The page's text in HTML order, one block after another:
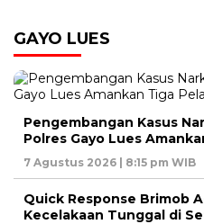
GAYO LUES
Pengembangan Kasus
Polres Gayo Lues
7 Agustus 2026 | 8:15 pm WIB
Quick Response Brimob
Kecelakaan Tunggal di